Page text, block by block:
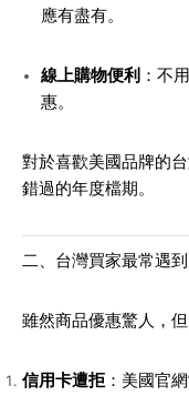
應有盡有。
線上購物便利：不
惠。
對於喜歡美國品牌的
錯過的年度檔期。
二、台灣買家最常遇
雖然商品優惠驚人，
信用卡遭拒 ：美國官